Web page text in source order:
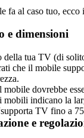
fa al caso tuo,
e dimensioni
della tua TV (di
che il mobile
mobile dovrebbe
indicano la
TV fino a
e